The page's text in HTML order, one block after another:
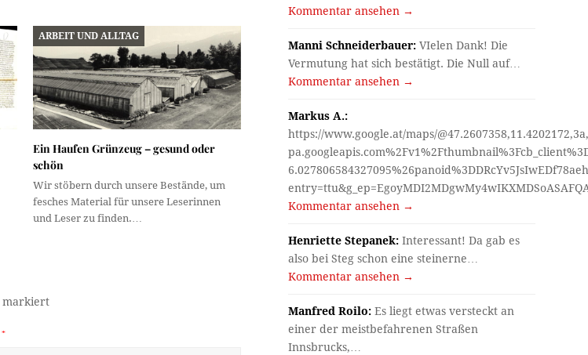
ARBEIT UND ALLTAG
Ein Haufen Grünzeug – gesund oder
schön
Wir stöbern durch unsere Bestände, um
fesches Material für unsere Leserinnen
und Leser zu finden.…
markiert
*
Kommentar ansehen →
Manni Schneiderbauer: VIelen Dank! Die
Vermutung hat sich bestätigt. Die Null auf…
Kommentar ansehen →
Markus A.:
https://www.google.at/maps/
Kommentar ansehen →
Henriette Stepanek: Interessant! Da gab es
also bei Steg schon eine steinerne…
Kommentar ansehen →
Manfred Roilo: Es liegt etwas versteckt an
einer der meistbefahrenen Straßen
Innsbrucks,…